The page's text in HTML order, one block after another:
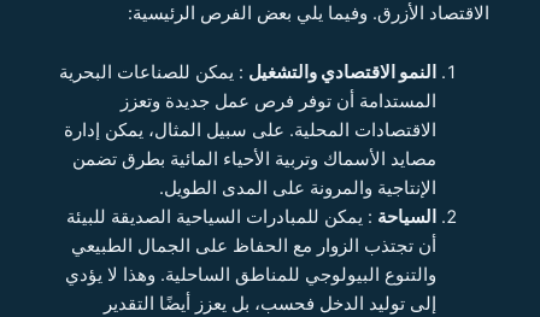
الاقتصاد الأزرق. وفيما يلي بعض الفرص الرئيسية:
النمو الاقتصادي والتشغيل : يمكن للصناعات البحرية
المستدامة أن توفر فرص عمل جديدة وتعزز
الاقتصادات المحلية. على سبيل المثال، يمكن إدارة
مصايد الأسماك وتربية الأحياء المائية بطرق تضمن
الإنتاجية والمرونة على المدى الطويل.
السياحة : يمكن للمبادرات السياحية الصديقة للبيئة
أن تجتذب الزوار مع الحفاظ على الجمال الطبيعي
والتنوع البيولوجي للمناطق الساحلية. وهذا لا يؤدي
إلى توليد الدخل فحسب، بل يعزز أيضًا التقدير